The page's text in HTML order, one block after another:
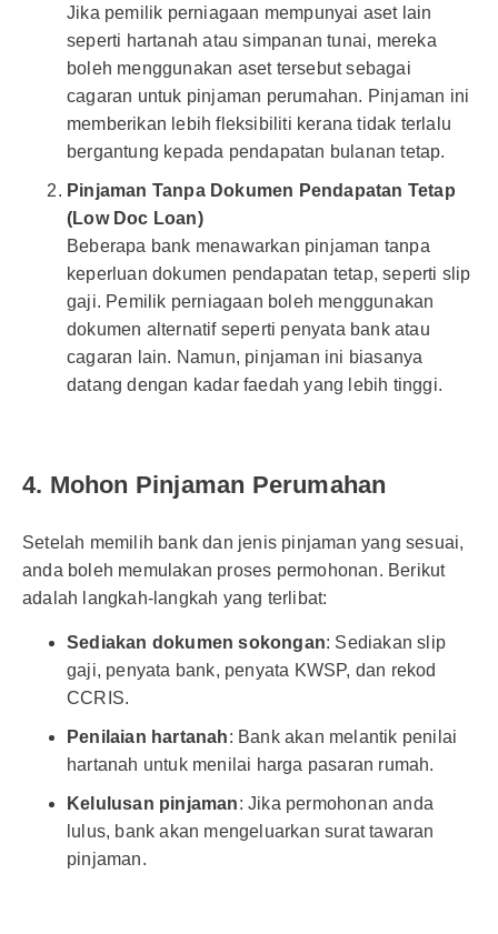
Jika pemilik perniagaan mempunyai aset lain
seperti hartanah atau simpanan tunai, mereka
boleh menggunakan aset tersebut sebagai
cagaran untuk pinjaman perumahan. Pinjaman ini
memberikan lebih fleksibiliti kerana tidak terlalu
bergantung kepada pendapatan bulanan tetap.
Pinjaman Tanpa Dokumen Pendapatan Tetap
(Low Doc Loan)
Beberapa bank menawarkan pinjaman tanpa
keperluan dokumen pendapatan tetap, seperti slip
gaji. Pemilik perniagaan boleh menggunakan
dokumen alternatif seperti penyata bank atau
cagaran lain. Namun, pinjaman ini biasanya
datang dengan kadar faedah yang lebih tinggi.
4. Mohon Pinjaman Perumahan
Setelah memilih bank dan jenis pinjaman yang sesuai,
anda boleh memulakan proses permohonan. Berikut
adalah langkah-langkah yang terlibat:
Sediakan dokumen sokongan: Sediakan slip
gaji, penyata bank, penyata KWSP, dan rekod
CCRIS.
Penilaian hartanah: Bank akan melantik penilai
hartanah untuk menilai harga pasaran rumah.
Kelulusan pinjaman: Jika permohonan anda
lulus, bank akan mengeluarkan surat tawaran
pinjaman.